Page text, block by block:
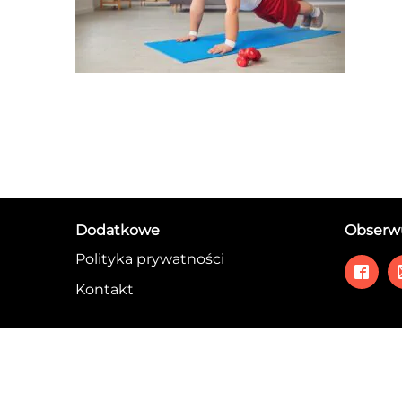
Dodatkowe
Polityka prywatności
Kontakt